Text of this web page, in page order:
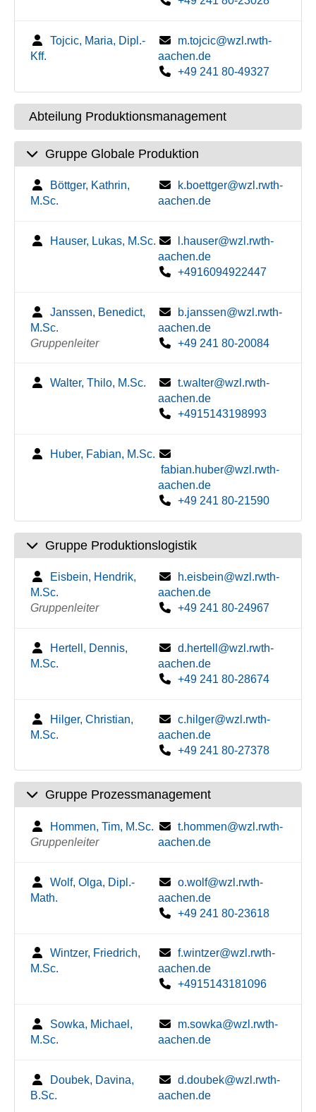
Tojcic, Maria, Dipl.-
Kff.
m.tojcic@wzl.rwth-
aachen.de
+49 241 80-49327
Abteilung Produktionsmanagement
Gruppe Globale Produktion
Böttger, Kathrin,
M.Sc.
k.boettger@wzl.rwth-
aachen.de
Hauser, Lukas, M.Sc.
l.hauser@wzl.rwth-
aachen.de
+4916094922447
Janssen, Benedict,
M.Sc.
Gruppenleiter
b.janssen@wzl.rwth-
aachen.de
+49 241 80-20084
Walter, Thilo, M.Sc.
t.walter@wzl.rwth-
aachen.de
+4915143198993
Huber, Fabian, M.Sc.
fabian.huber@wzl.rwth-
aachen.de
+49 241 80-21590
Gruppe Produktionslogistik
Eisbein, Hendrik,
M.Sc.
Gruppenleiter
h.eisbein@wzl.rwth-
aachen.de
+49 241 80-24967
Hertell, Dennis,
M.Sc.
d.hertell@wzl.rwth-
aachen.de
+49 241 80-28674
Hilger, Christian,
M.Sc.
c.hilger@wzl.rwth-
aachen.de
+49 241 80-27378
Gruppe Prozessmanagement
Hommen, Tim, M.Sc.
Gruppenleiter
t.hommen@wzl.rwth-
aachen.de
Wolf, Olga, Dipl.-
Math.
o.wolf@wzl.rwth-
aachen.de
+49 241 80-23618
Wintzer, Friedrich,
M.Sc.
f.wintzer@wzl.rwth-
aachen.de
+4915143181096
Sowka, Michael,
M.Sc.
m.sowka@wzl.rwth-
aachen.de
Doubek, Davina,
B.Sc.
d.doubek@wzl.rwth-
aachen.de